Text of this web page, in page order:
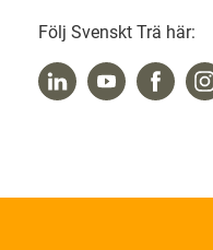
Följ Svenskt Trä här: